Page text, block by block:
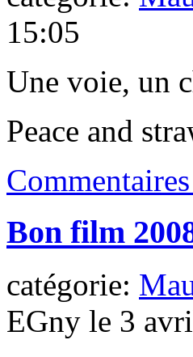
15:05
Une voie, un
Peace and
Bon film
catégorie:
EGny le 3